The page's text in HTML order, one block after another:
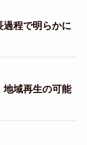
程で明らかに
地域再生の可能